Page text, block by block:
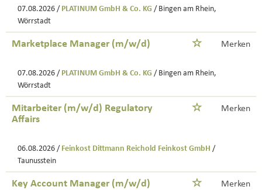
07.08.2026 / PLATINUM GmbH & Co. KG / Bingen am Rhein,
Wörrstadt
Marketplace Manager (m/w/d) Merken
07.08.2026 / PLATINUM GmbH & Co. KG / Bingen am Rhein,
Wörrstadt
Mitarbeiter (m/w/d) Regulatory
Affairs
Merken
06.08.2026 / Feinkost Dittmann Reichold Feinkost GmbH /
Taunusstein
Key Account Manager (m/w/d) Merken